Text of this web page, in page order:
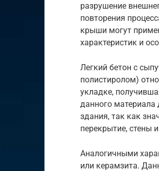
разрушение
повторения
крыши могут
характеристик и
Легкий бетон с
полистиролом)
укладке,
данного материала
здания, так как
перекрытие, стены
Аналогичными
или керамзита.